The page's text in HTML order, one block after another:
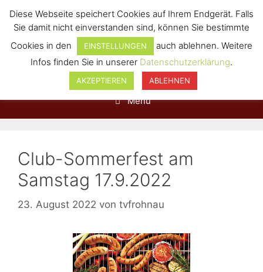
Menü
Club-Sommerfest am
Samstag 17.9.2022
23. August 2022 von tvfrohnau
Diese Webseite speichert Cookies auf Ihrem Endgerät. Falls
Sie damit nicht einverstanden sind, können Sie bestimmte
Cookies in den
EINSTELLUNGEN
auch ablehnen. Weitere
Infos finden Sie in unserer Datenschutzerklärung.
AKZEPTIEREN ABLEHNEN